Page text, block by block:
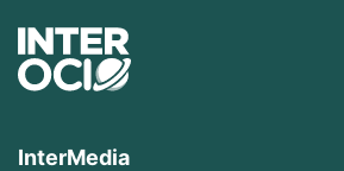
InterMedia